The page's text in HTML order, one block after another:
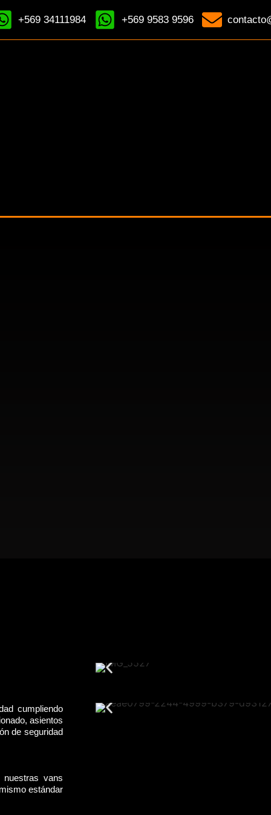
+569 34111984 +569 9583 9596
cumpliendo
asientos
de seguridad
vans
estándar